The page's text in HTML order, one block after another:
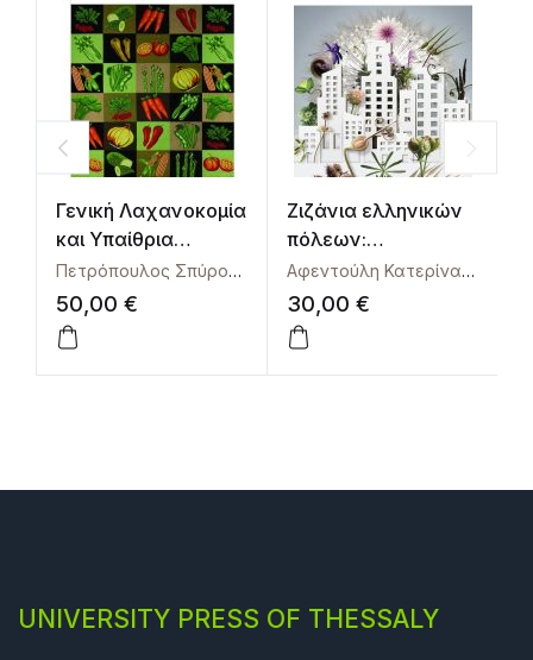
Γενική Λαχανοκομία
και Υπαίθρια
Καλλιέργεια
Λαχανικών
Πετρόπουλος Σπύρος, Χα Ιμπραχίμ Αβραάμ
50,00 €
Ζιζάνια ελληνικών
πόλεων:
συνανθρωπιστικά
φυτά στο αστικό και
περιαστικό
περιβάλλον
Αφεντούλη Κατερίνα
,
30,00 €
UNIVERSITY PRESS OF THESSALY